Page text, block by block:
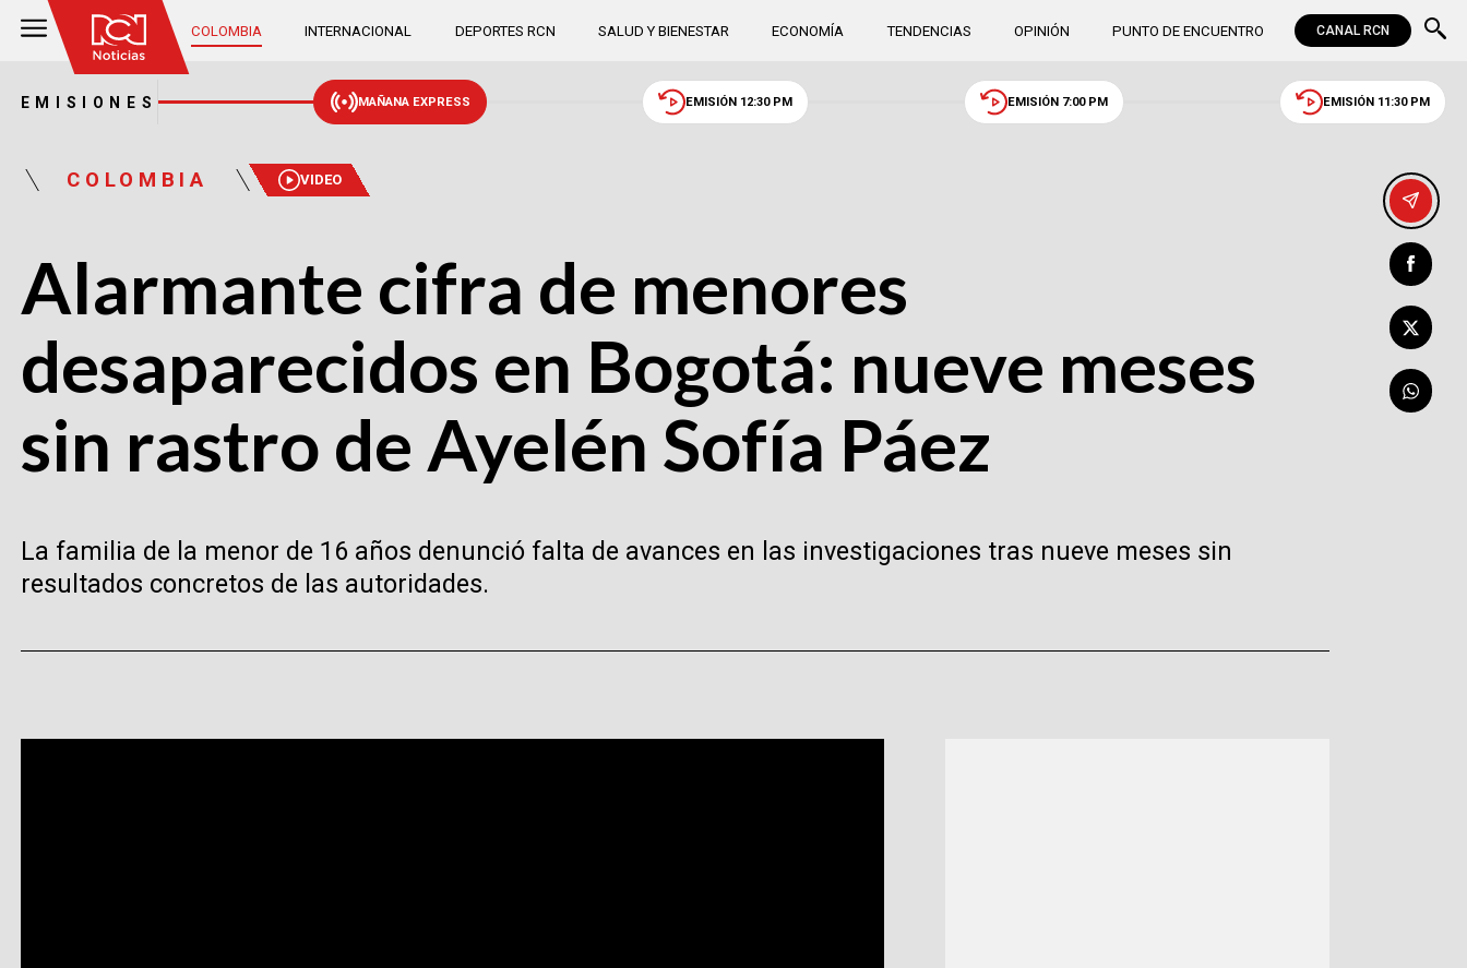
COLOMBIA INTERNACIONAL DEPORTES RCN SALUD Y BIENESTAR ECONOMÍA TENDENCIAS OPINIÓN PUNTO DE ENCUENTRO CANAL RCN
EMISIONES MAÑANA EXPRESS EMISIÓN 12:30 PM EMISIÓN 7:00 PM EMISIÓN 11:30 PM
COLOMBIA VIDEO
Alarmante cifra de menores
desaparecidos en Bogotá: nueve meses
sin rastro de Ayelén Sofía Páez
La familia de la menor de 16 años denunció falta de avances en las investigaciones tras nueve meses sin
resultados concretos de las autoridades.